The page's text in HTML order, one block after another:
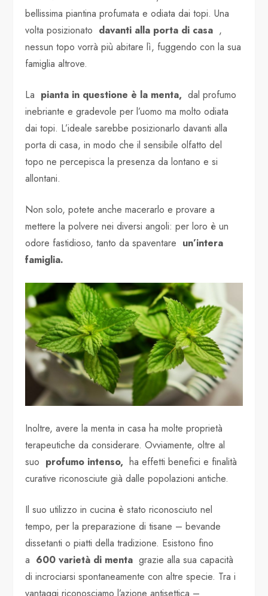
bellissima piantina profumata e odiata dai topi. Una
volta posizionato davanti alla porta di casa ,
nessun topo vorrà più abitare lì, fuggendo con la sua
famiglia altrove.
La pianta in questione è la menta, dal profumo
inebriante e gradevole per l’uomo ma molto odiata
dai topi. L’ideale sarebbe posizionarlo davanti alla
porta di casa, in modo che il sensibile olfatto del
topo ne percepisca la presenza da lontano e si
allontani.
Non solo, potete anche macerarlo e provare a
mettere la polvere nei diversi angoli: per loro è un
odore fastidioso, tanto da spaventare un’intera
famiglia.
Inoltre, avere la menta in casa ha molte proprietà
terapeutiche da considerare. Ovviamente, oltre al
suo profumo intenso, ha effetti benefici e finalità
curative riconosciute già dalle popolazioni antiche.
Il suo utilizzo in cucina è stato riconosciuto nel
tempo, per la preparazione di tisane – bevande
dissetanti o piatti della tradizione. Esistono fino
a 600 varietà di menta grazie alla sua capacità
di incrociarsi spontaneamente con altre specie. Tra i